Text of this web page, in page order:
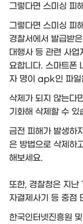
그렇다면 스미싱 피
그렇다면 스미싱 피
경찰서에서 발급받
대행사 등 관련 사업
요합니다. 스마트폰
자 명이 apk인 파일
삭제가 되지 않는다
기화해 삭제할 수 있
금전 피해가 발생하
은 방법으로 삭제하
해보세요.
또한, 경찰청은 지난
자결제사기 등 중점
한국인터넷진흥원